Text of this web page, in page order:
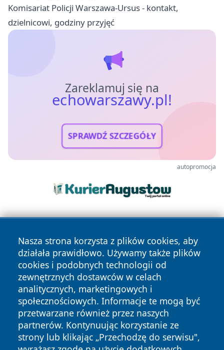
Komisariat Policji Warszawa-Ursus - kontakt,
dzielnicowi, godziny przyjęć
Zareklamuj się na
echowarszawy.pl!
SPRAWDŹ SZCZEGÓŁY
autopromocja
Nasza strona korzysta z plików cookies, aby
działała prawidłowo. Używamy także plików
cookies i podobnych technologii od
zewnętrznych dostawców w celach
analitycznych, marketingowych i
społecznościowych. Informacje te mogą być
przetwarzane również przez naszych
partnerów. Kontynuując korzystanie ze
strony lub klikając „Przechodzę do serwisu",
Copyright © 2026 echowarszawy.pl Wszystkie prawa
zastrzeżone.
News Autorzy
Polityka
Prywatności
Polityka
Cookies